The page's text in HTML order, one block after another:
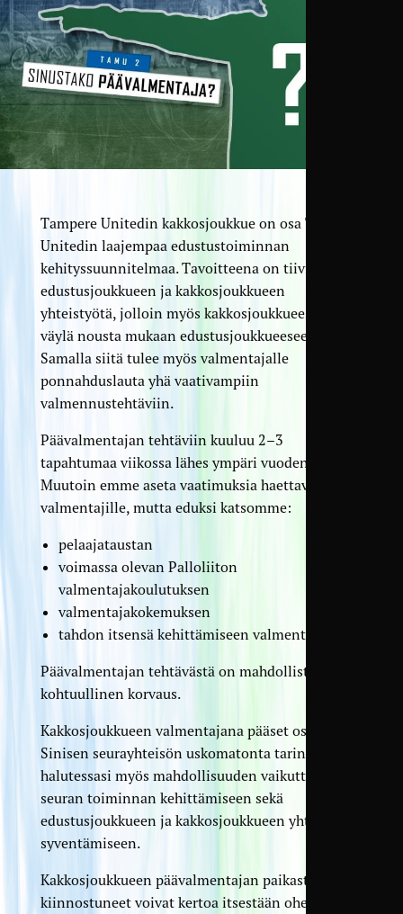
Tampere Unitedin kakkosjoukkue on osa Tampere
Unitedin laajempaa edustustoiminnan
kehityssuunnitelmaa. Tavoitteena on tiivistää
edustusjoukkueen ja kakkosjoukkueen
yhteistyötä, jolloin myös kakkosjoukkueesta tulee
väylä nousta mukaan edustusjoukkueeseen.
Samalla siitä tulee myös valmentajalle
ponnahduslauta yhä vaativampiin
valmennustehtäviin.
Päävalmentajan tehtäviin kuuluu 2–3
tapahtumaa viikossa lähes ympäri vuoden.
Muutoin emme aseta vaatimuksia haettaville
valmentajille, mutta eduksi katsomme:
pelaajataustan
voimassa olevan Palloliiton
valmentajakoulutuksen
valmentajakokemuksen
tahdon itsensä kehittämiseen valmentajana
Päävalmentajan tehtävästä on mahdollista saada
kohtuullinen korvaus.
Kakkosjoukkueen valmentajana pääset osaksi
Sinisen seurayhteisön uskomatonta tarinaa. Saat
halutessasi myös mahdollisuuden vaikuttaa koko
seuran toiminnan kehittämiseen sekä
edustusjoukkueen ja kakkosjoukkueen yhteistyön
syventämiseen.
Kakkosjoukkueen päävalmentajan paikasta
kiinnostuneet voivat kertoa itsestään oheisella